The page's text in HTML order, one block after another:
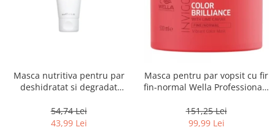
Masca nutritiva pentru par
deshidratat si degradat
Mask, 50 ml
54,74 Lei
43,99 Lei
Masca pentru par vopsit cu fir
fin-normal Wella Professionals
151,25 Lei
99,99 Lei